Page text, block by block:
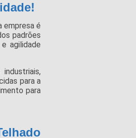
empresa é
padrões
agilidade
para a
para